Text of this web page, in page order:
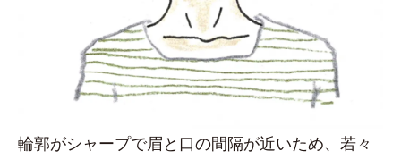
輪郭がシャープで眉と口の間隔が近いため、若々